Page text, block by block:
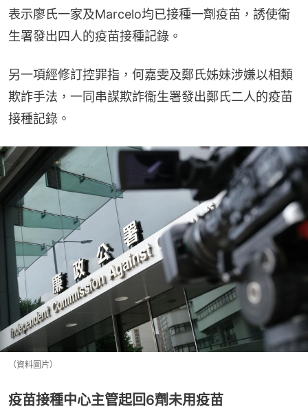
表示廖氏一家及Marcelo均已接種一劑疫苗，誘使衞
生署發出四人的疫苗接種記錄。
另一項經修訂控罪指，何嘉雯及鄭氏姊妹涉嫌以相類
欺詐手法，一同串謀欺詐衞生署發出鄭氏二人的疫苗
接種記錄。
（資料圖片）
疫苗接種中心主管起回6劑未用疫苗